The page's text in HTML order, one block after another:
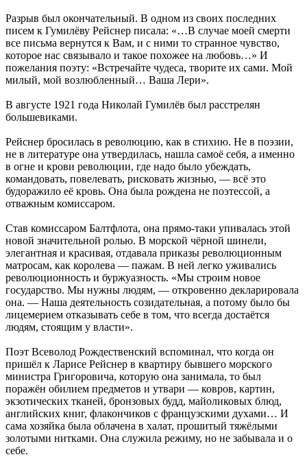
Разрыв был окончательный. В одном из своих последних
писем к Гумилёву Рейснер писала: «…В случае моей смерти
все письма вернутся к Вам, и с ними то странное чувство,
которое нас связывало и такое похожее на любовь…» И
пожелания поэту: «Встречайте чудеса, творите их сами. Мой
милый, мой возлюбленный… Ваша Лери».
В августе 1921 года Николай Гумилёв был расстрелян
большевиками.
Рейснер бросилась в революцию, как в стихию. Не в поэзии,
не в литературе она утвердилась, нашла самоё себя, а именно
в огне и крови революции, где надо было убеждать,
командовать, повелевать, рисковать жизнью, — всё это
будоражило её кровь. Она была рождена не поэтессой, а
отважным комиссаром.
Став комиссаром Балтфлота, она прямо-таки упивалась этой
новой значительной ролью. В морской чёрной шинели,
элегантная и красивая, отдавала приказы революционным
матросам, как королева — пажам. В ней легко уживались
революционность и буржуазность. «Мы строим новое
государство. Мы нужны людям, — откровенно декларировала
она. — Наша деятельность созидательная, а потому было бы
лицемерием отказывать себе в том, что всегда достаётся
людям, стоящим у власти».
Поэт Всеволод Рождественский вспоминал, что когда он
пришёл к Ларисе Рейснер в квартиру бывшего морского
министра Григоровича, которую она занимала, то был
поражён обилием предметов и утвари — ковров, картин,
экзотических тканей, бронзовых будд, майоликовых блюд,
английских книг, флакончиков с французскими духами… И
сама хозяйка была облачена в халат, прошитый тяжёлыми
золотыми нитками. Она служила режиму, но не забывала и о
себе.